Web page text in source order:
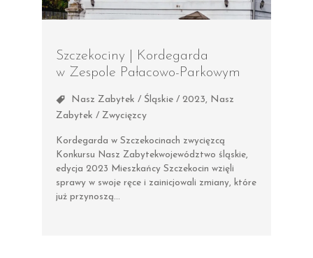
Szczekociny | Kordegarda
w Zespole Pałacowo-Parkowym
Nasz Zabytek / Śląskie / 2023, Nasz
Zabytek / Zwycięzcy
Kordegarda w Szczekocinach zwycięzcą
Konkursu Nasz Zabytekwojewództwo śląskie,
edycja 2023 Mieszkańcy Szczekocin wzięli
sprawy w swoje ręce i zainicjowali zmiany, które
już przynoszą…